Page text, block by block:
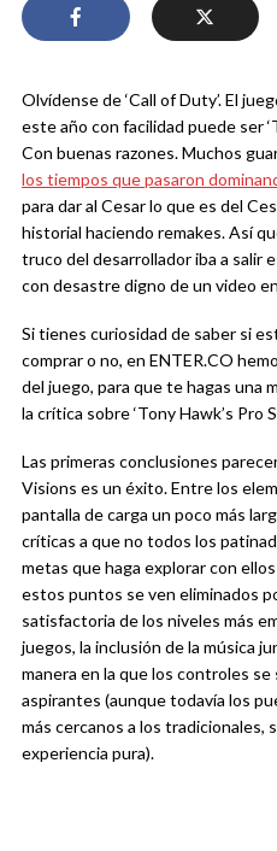
Olvídense de ‘Call of Duty’. El
este año con facilidad puede ser
Con buenas razones. Muchos
los tiempos que pasaron
para dar al Cesar lo que es del
historial haciendo remakes. Así
truco del desarrollador iba a salir
con desastre digno de un video
Si tienes curiosidad de saber si
comprar o no, en ENTER.CO
del juego, para que te hagas una
la crítica sobre ‘Tony Hawk’s Pro
Las primeras conclusiones
Visions es un éxito. Entre los
pantalla de carga un poco más
críticas a que no todos los
metas que haga explorar con
estos puntos se ven eliminados
satisfactoria de los niveles más
juegos, la inclusión de la música
manera en la que los controles
aspirantes (aunque todavía los
más cercanos a los tradicionales,
experiencia pura).